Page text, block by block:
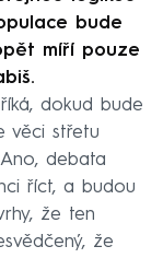
bude
míří pouze
dokud bude
věci střetu
debata
říct, a budou
že ten
že